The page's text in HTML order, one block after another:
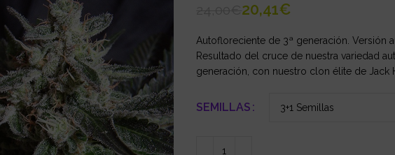
20,41€
Autofloreciente de 3ª generación. Versión
Resultado del cruce de nuestra variedad
generación, con nuestro clon élite de Jack
SEMILLAS